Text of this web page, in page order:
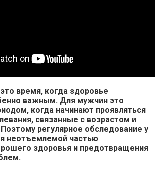
время, когда здоровье
важным. Для мужчин это
когда начинают проявляться
связанные с возрастом и
регулярное обследование у
неотъемлемой частью
здоровья и предотвращения